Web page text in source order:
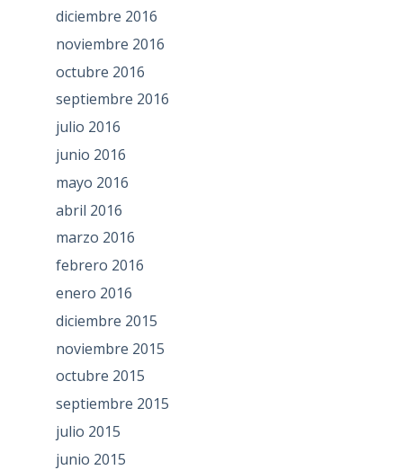
diciembre 2016
noviembre 2016
octubre 2016
septiembre 2016
julio 2016
junio 2016
mayo 2016
abril 2016
marzo 2016
febrero 2016
enero 2016
diciembre 2015
noviembre 2015
octubre 2015
septiembre 2015
julio 2015
junio 2015